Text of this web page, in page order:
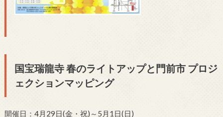
国宝瑞龍寺 春のライトアップと門前市 プロジ
ェクションマッピング
開催日：4月29日(金・祝)～5月1日(日)